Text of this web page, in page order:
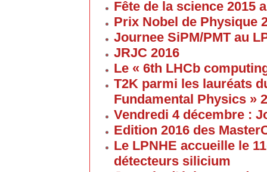
Fête de la science 2015
Prix Nobel de Physique
Journee SiPM/PMT au
JRJC 2016
Le « 6th LHCb
T2K parmi les lauréats
Fundamental Physics »
Vendredi 4 décembre :
Edition 2016 des
Le LPNHE accueille le
détecteurs silicium